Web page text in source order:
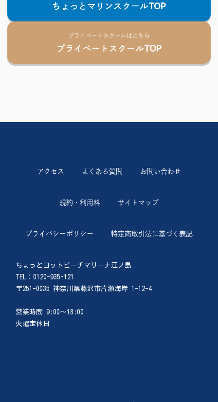
ちょっとマリンスクールTOP
プライベートスクールはこちら
プライベートスクールTOP
アクセス よくある質問 お問い合わせ
規約・利用料 サイトマップ
プライバシーポリシー 特定商取引法に基づく表記
ちょっとヨットビーチマリーナ江ノ島
TEL：0120-935-121
〒251-0035 神奈川県藤沢市片瀬海岸 1-12-4
営業時間 9:00〜18:00
火曜定休日